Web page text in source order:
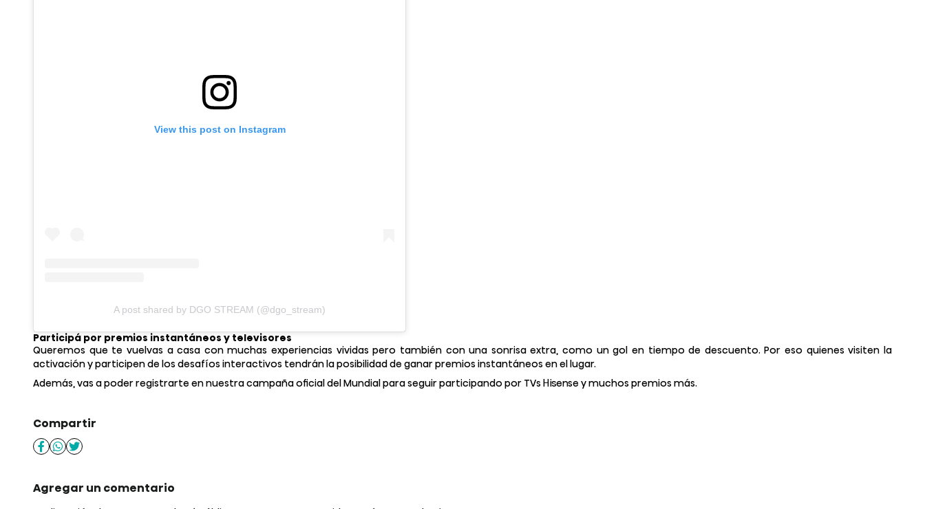
View this post on Instagram
A post shared by DGO STREAM (@dgo_stream)
Participá por premios instantáneos y televisores
Queremos que te vuelvas a casa con muchas experiencias vividas pero también con una sonrisa extra, como un gol en tiempo de descuento. Por eso quienes visiten la
activación y participen de los desafíos interactivos tendrán la posibilidad de ganar premios instantáneos en el lugar.
Además, vas a poder registrarte en nuestra campaña oficial del Mundial para seguir participando por TVs Hisense y muchos premios más.
Compartir
Agregar un comentario